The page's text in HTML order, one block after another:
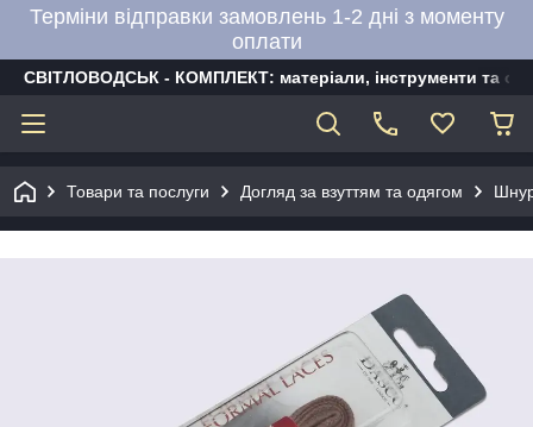
Терміни відправки замовлень 1-2 дні з моменту
оплати
СВІТЛОВОДСЬК - КОМПЛЕКТ: матеріали, інструменти та
Товари та послуги Догляд за взуттям та одягом